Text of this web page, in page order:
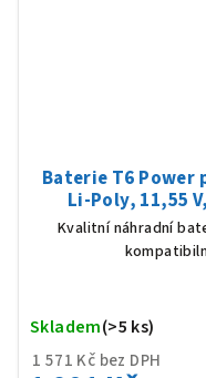
Baterie T6 Power
Li-Poly, 11,55
Kvalitní náhradní
1 571 Kč bez DPH
Skladem(>5 ks)